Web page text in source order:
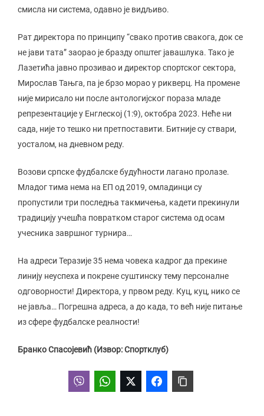
смисла ни система, одавно је видљиво.
Рат директора по принципу “свако против свакога, док се
не јави тата” заорао је бразду општег јавашлука. Тако је
Лазетића јавно прозивао и директор спортског сектора,
Мирослав Тањга, па је брзо морао у рикверц. На промене
није мирисало ни после антологијског пораза младе
репрезентације у Енглеској (1:9), октобра 2023. Неће ни
сада, није то тешко ни претпоставити. Битније су ствари,
уосталом, на дневном реду.
Возови српске фудбалске будућности лагано пролазе.
Младог тима нема на ЕП од 2019, омладинци су
пропустили три последња такмичења, кадети прекинули
традицију учешћа повратком старог система од осам
учесника завршног турнира…
На адреси Теразије 35 нема човека кадрог да прекине
линију неуспеха и покрене суштинску тему персоналне
одговорности! Директора, у првом реду. Куц, куц, нико се
не јавља… Погрешна адреса, а до када, то већ није питање
из сфере фудбалске реалности!
Бранко Спасојевић (Извор: Спортклуб)